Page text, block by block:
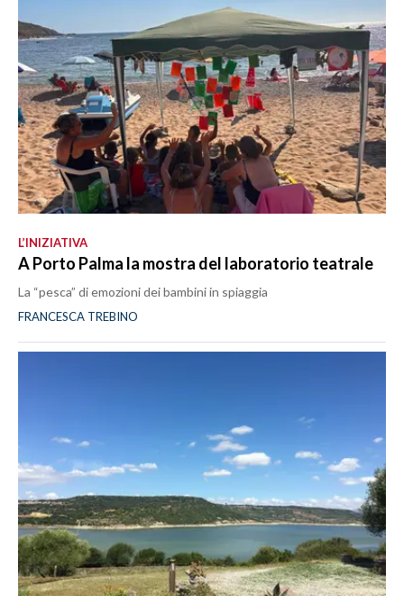
L’INIZIATIVA
A Porto Palma la mostra del laboratorio teatrale
La “pesca” di emozioni dei bambini in spiaggia
FRANCESCA TREBINO